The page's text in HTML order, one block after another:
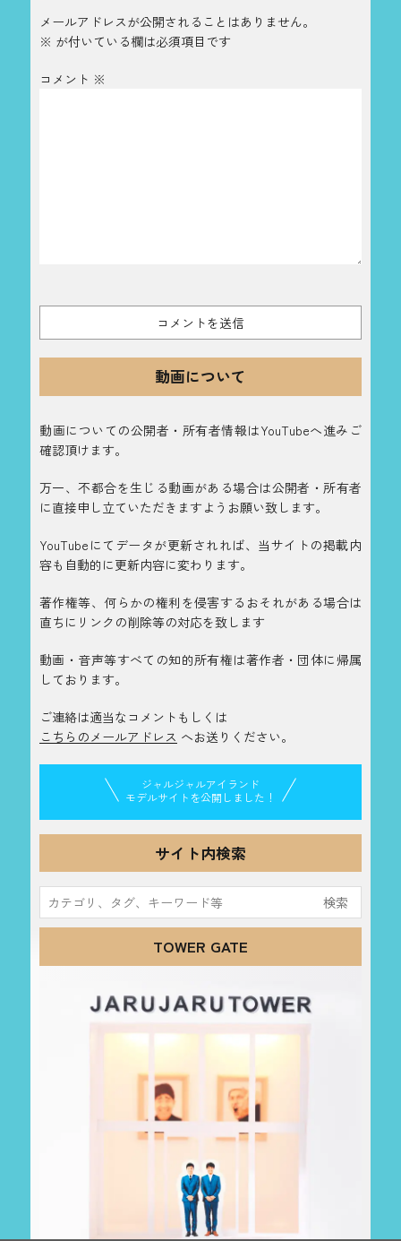
メールアドレスが公開されることはありません。
※ が付いている欄は必須項目です
コメント ※
動画について
動画についての公開者・所有者情報はYouTubeへ進みご
確認頂けます。
万一、不都合を生じる動画がある場合は公開者・所有者
に直接申し立ていただきますようお願い致します。
YouTubeにてデータが更新されれば、当サイトの掲載内
容も自動的に更新内容に変わります。
著作権等、何らかの権利を侵害するおそれがある場合は
直ちにリンクの削除等の対応を致します
動画・音声等すべての知的所有権は著作者・団体に帰属
しております。
ご連絡は適当なコメントもしくは
こちらのメールアドレス へお送りください。
ジャルジャルアイランド
モデルサイトを公開しました！
サイト内検索
検
索:
TOWER GATE